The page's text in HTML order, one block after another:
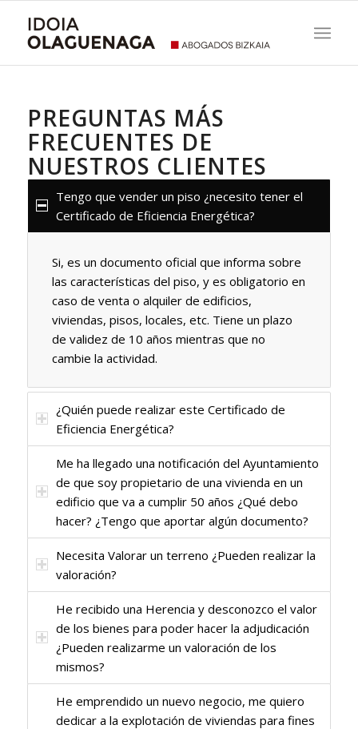
PREGUNTAS MÁS
FRECUENTES DE
NUESTROS CLIENTES
Tengo que vender un piso ¿necesito tener el
Certificado de Eficiencia Energética?
Si, es un documento oficial que informa sobre
las características del piso, y es obligatorio en
caso de venta o alquiler de edificios,
viviendas, pisos, locales, etc. Tiene un plazo
de validez de 10 años mientras que no
cambie la actividad.
¿Quién puede realizar este Certificado de
Eficiencia Energética?
Me ha llegado una notificación del Ayuntamiento
de que soy propietario de una vivienda en un
edificio que va a cumplir 50 años ¿Qué debo
hacer? ¿Tengo que aportar algún documento?
Necesita Valorar un terreno ¿Pueden realizar la
valoración?
He recibido una Herencia y desconozco el valor
de los bienes para poder hacer la adjudicación
¿Pueden realizarme un valoración de los
mismos?
He emprendido un nuevo negocio, me quiero
dedicar a la explotación de viviendas para fines